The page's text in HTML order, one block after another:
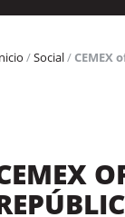
/Social/CEMEX